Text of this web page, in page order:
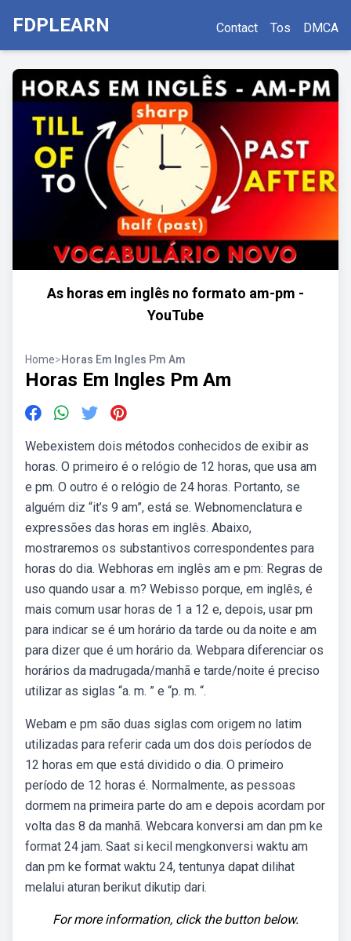
FDPLEARN Contact Tos DMCA
As horas em inglês no formato am-pm -
YouTube
Home>Horas Em Ingles Pm Am
Horas Em Ingles Pm Am
Webexistem dois métodos conhecidos de exibir as
horas. O primeiro é o relógio de 12 horas, que usa am
e pm. O outro é o relógio de 24 horas. Portanto, se
alguém diz “it’s 9 am”, está se. Webnomenclatura e
expressões das horas em inglês. Abaixo,
mostraremos os substantivos correspondentes para
horas do dia. Webhoras em inglês am e pm: Regras de
uso quando usar a. m? Webisso porque, em inglês, é
mais comum usar horas de 1 a 12 e, depois, usar pm
para indicar se é um horário da tarde ou da noite e am
para dizer que é um horário da. Webpara diferenciar os
horários da madrugada/manhã e tarde/noite é preciso
utilizar as siglas “a. m. ” e “p. m. “.
Webam e pm são duas siglas com origem no latim
utilizadas para referir cada um dos dois períodos de
12 horas em que está dividido o dia. O primeiro
período de 12 horas é. Normalmente, as pessoas
dormem na primeira parte do am e depois acordam por
volta das 8 da manhã. Webcara konversi am dan pm ke
format 24 jam. Saat si kecil mengkonversi waktu am
dan pm ke format waktu 24, tentunya dapat dilihat
melalui aturan berikut dikutip dari.
For more information, click the button below.